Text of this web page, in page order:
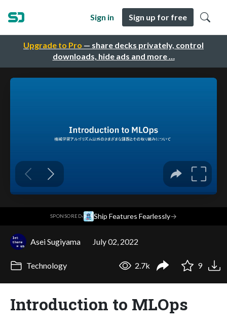
Upgrade to Pro — share decks privately, control
downloads, hide ads and more …
Sign in Sign up for free
SPONSORED· Ship Features Fearlessly→
Asei Sugiyama July 02, 2022
Technology 2.7k 9
Introduction to MLOps